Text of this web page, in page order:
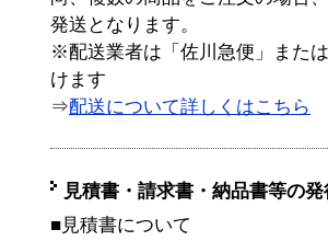
発送となります。
※配送業者は「佐川急便」また
けます
⇒配送について詳しくはこちら
見積書・請求書・納品書等の
■見積書について